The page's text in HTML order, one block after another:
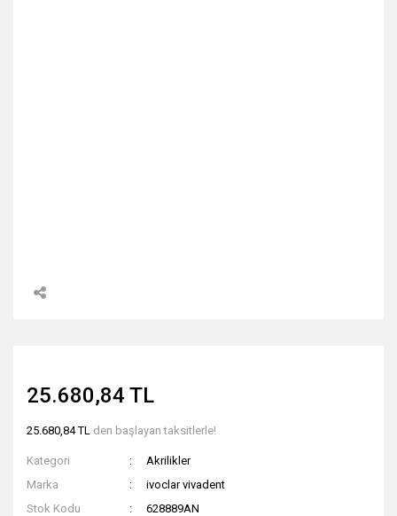
25.680,84 TL
25.680,84 TL den başlayan taksitlerle!
Kategori
Akrilikler
Marka
ivoclar vivadent
Stok Kodu
628889AN